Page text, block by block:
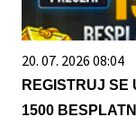
20. 07. 2026 08:04
REGISTRUJ SE
1500